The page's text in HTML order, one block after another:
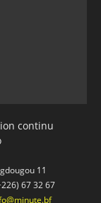
continu
11
67 32 67